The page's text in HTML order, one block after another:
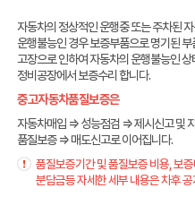
자동차의 정상적인 운행중 또는 주차된
운행불능인 경우 보증부품으로 명기된
고장으로 인하여 자동차의 운행불능인
정비공장에서 보증수리 합니다.
중고자동차품질보증은
자동차매입 ⇒ 성능점검 ⇒ 제시신고 및
품질보증 ⇒ 매도신고로 이어집니다.
품질보증기간 및 품질보증 비용, 보
분담금등 자세한 세부 내용은 차후